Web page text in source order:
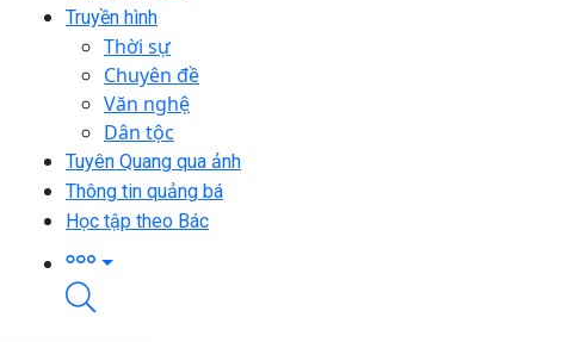
Truyền hình
Thời sự
Chuyên đề
Văn nghệ
Dân tộc
Tuyên Quang qua ảnh
Thông tin quảng bá
Học tập theo Bác